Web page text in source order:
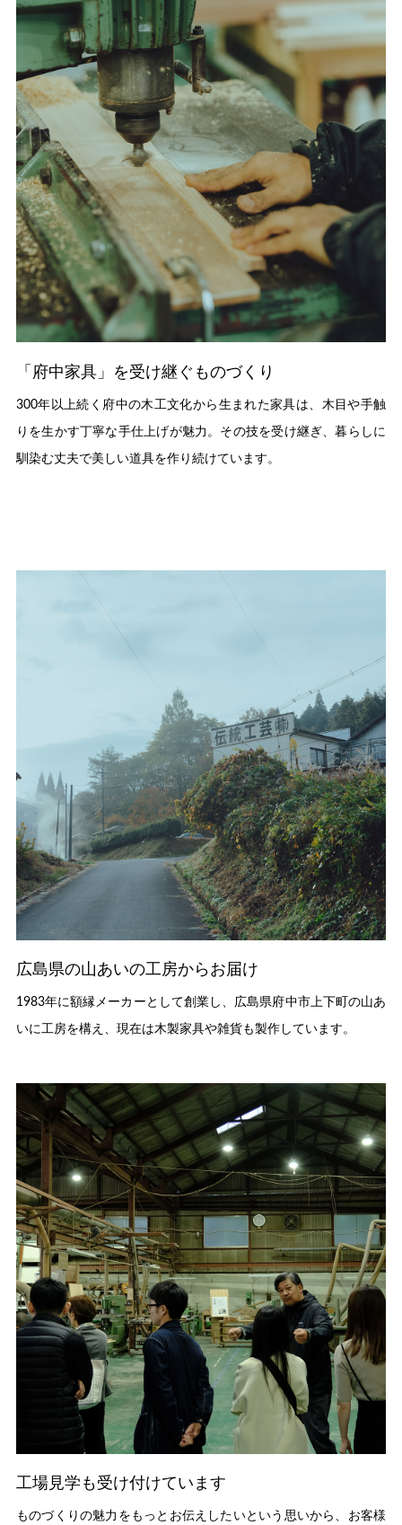
「府中家具」を受け継ぐものづくり
300年以上続く府中の木工文化から生まれた家具は、木目や手触
りを生かす丁寧な手仕上げが魅力。その技を受け継ぎ、暮らしに
馴染む丈夫で美しい道具を作り続けています。
広島県の山あいの工房からお届け
1983年に額縁メーカーとして創業し、広島県府中市上下町の山あ
いに工房を構え、現在は木製家具や雑貨も製作しています。
工場見学も受け付けています
ものづくりの魅力をもっとお伝えしたいという思いから、お客様